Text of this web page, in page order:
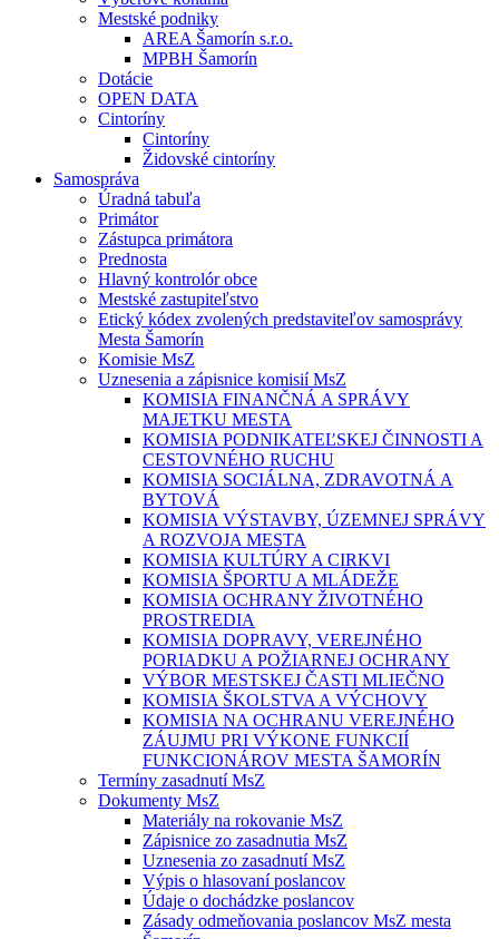
Mestské podniky
AREA Šamorín s.r.o.
MPBH Šamorín
Dotácie
OPEN DATA
Cintoríny
Cintoríny
Židovské cintoríny
Samospráva
Úradná tabuľa
Primátor
Zástupca primátora
Prednosta
Hlavný kontrolór obce
Mestské zastupiteľstvo
Etický kódex zvolených predstaviteľov samosprávy
Mesta Šamorín
Komisie MsZ
Uznesenia a zápisnice komisií MsZ
KOMISIA FINANČNÁ A SPRÁVY
MAJETKU MESTA
KOMISIA PODNIKATEĽSKEJ ČINNOSTI A
CESTOVNÉHO RUCHU
KOMISIA SOCIÁLNA, ZDRAVOTNÁ A
BYTOVÁ
KOMISIA VÝSTAVBY, ÚZEMNEJ SPRÁVY
A ROZVOJA MESTA
KOMISIA KULTÚRY A CIRKVI
KOMISIA ŠPORTU A MLÁDEŽE
KOMISIA OCHRANY ŽIVOTNÉHO
PROSTREDIA
KOMISIA DOPRAVY, VEREJNÉHO
PORIADKU A POŽIARNEJ OCHRANY
VÝBOR MESTSKEJ ČASTI MLIEČNO
KOMISIA ŠKOLSTVA A VÝCHOVY
KOMISIA NA OCHRANU VEREJNÉHO
ZÁUJMU PRI VÝKONE FUNKCIÍ
FUNKCIONÁROV MESTA ŠAMORÍN
Termíny zasadnutí MsZ
Dokumenty MsZ
Materiály na rokovanie MsZ
Zápisnice zo zasadnutia MsZ
Uznesenia zo zasadnutí MsZ
Výpis o hlasovaní poslancov
Údaje o dochádzke poslancov
Zásady odmeňovania poslancov MsZ mesta